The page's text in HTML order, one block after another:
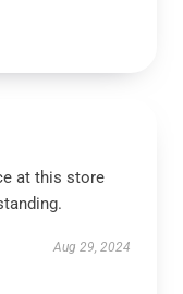
at this store
Aug 29, 2024